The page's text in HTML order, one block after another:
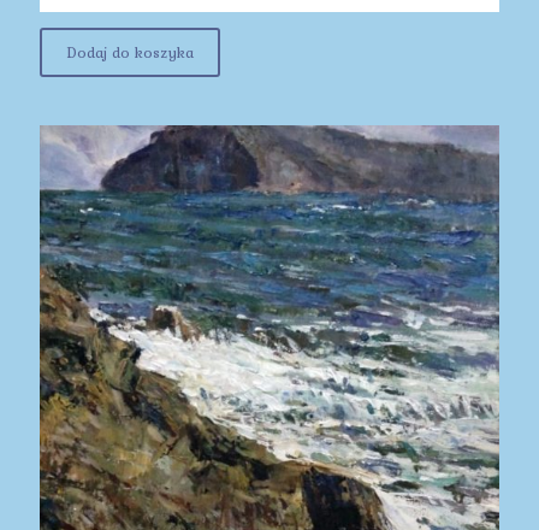
Dodaj do koszyka